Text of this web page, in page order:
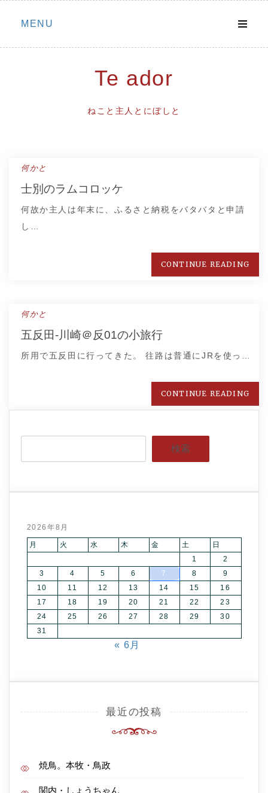
Skip
MENU
Te ador
ねこと主人とにぼしと
何かと
士別のラムコロッケ
何故か主人は年末に、ふるさと納税をバタバタと申請
し…
CONTINUE READING
何かと
五反田-川崎＠反01の小旅行
所用で五反田に行ってきた。 往路は普通にJRを使っ…
CONTINUE READING
検索
2026年8月
月 火 水 木 金 土
日
1
2
3
4 5 6 7 8
9
10
11 12 13 14 15
16
17
18 19 20 21 22
23
24
25 26 27 28 29
30
31
« 6月
最近の投稿
焼鳥。本牧・鳥政
関内・しょうちゃん